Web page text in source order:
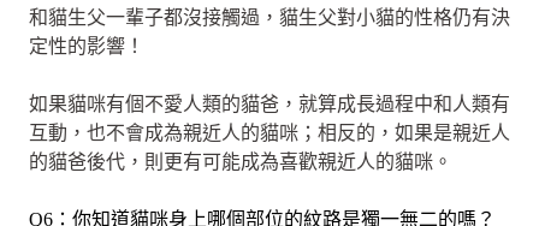
和貓生父一輩子都沒接觸過，貓生父對小貓的性格仍有決
定性的影響！
如果貓咪有個不愛人類的貓爸，就算成長過程中和人類有
互動，也不會成為親近人的貓咪；相反的，如果是親近人
的貓爸後代，則更有可能成為喜歡親近人的貓咪。
Q6：你知道貓咪身上哪個部位的紋路是獨一無二的嗎？